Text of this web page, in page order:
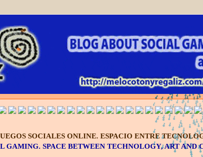
SOCIALES ONLINE. ESPACIO ENTRE
GAMING. SPACE BETWEEN TECHNOLOGY, ART AND